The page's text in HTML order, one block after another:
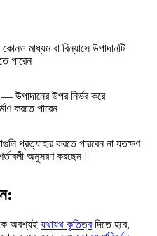
মাধ্যম বা বিন্যাসে উপাদানটি
পারেন
উপাদানের উপর নির্ভর করে
করতে পারেন
প্রত্যাহার করতে পারবেন না যতক্ষণ
অনুসরণ করছেন।
অবশ্যই যথাযথ কৃতিত্বদিতে হবে,